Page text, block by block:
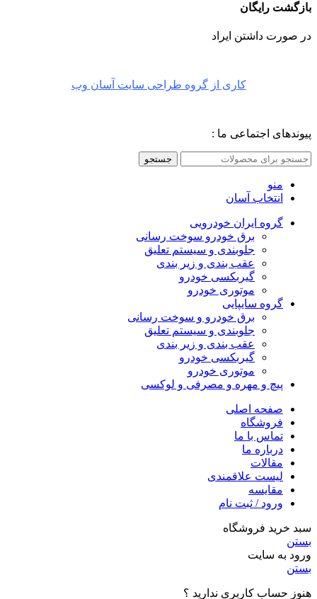
بازگشت رایگان
در صورت داشتن ایراد
کاری از گروه طراحی سایت آسان وب
پیوندهای اجتماعی ما :
جستجو
منو
انتخاب آسان
گروه ایران خودرویی
برق خودرو سوخت رسانی
جلوبندی و سیستم تعلیق
عقب بندی و زیر بندی
گیربکسی خودرو
موتوری خودرو
گروه سایپایی
برق خودرو و سوخت رسانی
جلوبندی و سیستم تعلیق
عقب بندی و زیر بندی
گیربکسی خودرو
موتوری خودرو
پیچ و مهره و مصرفی و لوکسی
صفحه اصلی
فروشگاه
تماس با ما
درباره ما
مقالات
لیست علاقمندی
مقایسه
ورود / ثبت نام
سبد خرید فروشگاه
بستن
ورود به سایت
بستن
هنوز حساب کاربری ندارید ؟